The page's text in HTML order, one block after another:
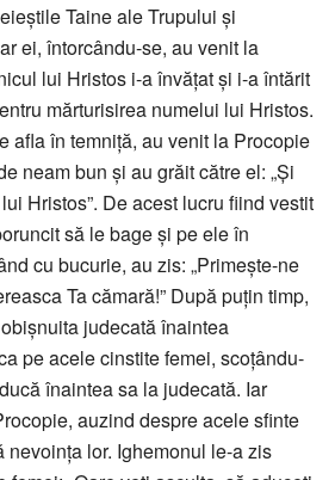
Taine ale Trupului și
ei, întorcându-se, au venit la
lui Hristos i-a învățat și i-a întărit
mărturisirea numelui lui Hristos.
afla în temniță, au venit la Procopie
neam bun și au grăit către el: „Și
Hristos”. De acest lucru fiind vestit
să le bage și pe ele în
cu bucurie, au zis: „Primește-ne
Ta cămară!” După puțin timp,
judecată înaintea
pe acele cinstite femei, scoțându-
înaintea sa la judecată. Iar
auzind despre acele sfinte
nevoința lor. Ighemonul le-a zis